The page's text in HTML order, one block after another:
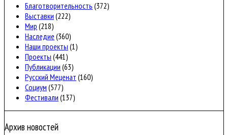
Благотворительность (372)
Выставки (222)
Мир (218)
Наследие (360)
Наши проекты (1)
Проекты (441)
Публикации (63)
Русский Меценат (160)
Социум (577)
Фестивали (137)
Архив новостей